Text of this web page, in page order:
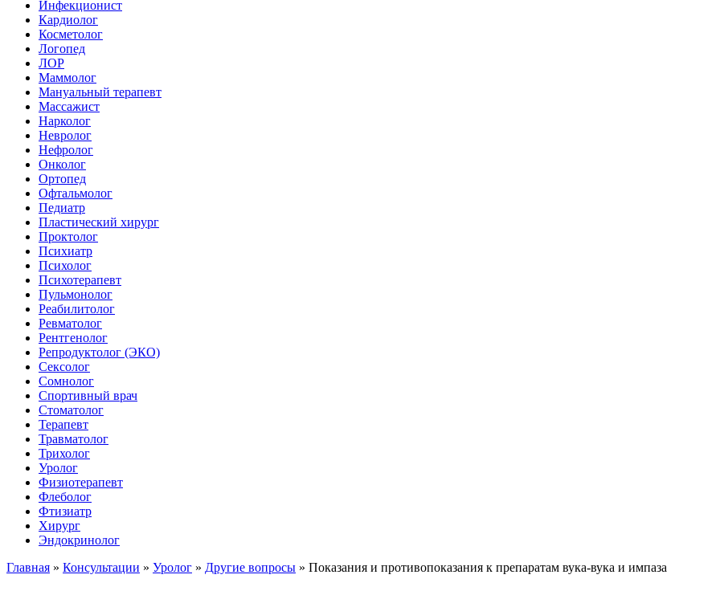
Инфекционист
Кардиолог
Косметолог
Логопед
ЛОР
Маммолог
Мануальный терапевт
Массажист
Нарколог
Невролог
Нефролог
Онколог
Ортопед
Офтальмолог
Педиатр
Пластический хирург
Проктолог
Психиатр
Психолог
Психотерапевт
Пульмонолог
Реабилитолог
Ревматолог
Рентгенолог
Репродуктолог (ЭКО)
Сексолог
Сомнолог
Спортивный врач
Стоматолог
Терапевт
Травматолог
Трихолог
Уролог
Физиотерапевт
Флеболог
Фтизиатр
Хирург
Эндокринолог
Главная » Консультации » Уролог » Другие вопросы » Показания и противопоказания к препаратам вука-вука и импаза